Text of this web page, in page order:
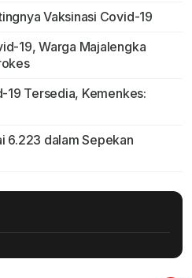
Vaksinasi Covid-19
19, Warga Majalengka
19 Tersedia, Kemenkes:
6.223 dalam Sepekan